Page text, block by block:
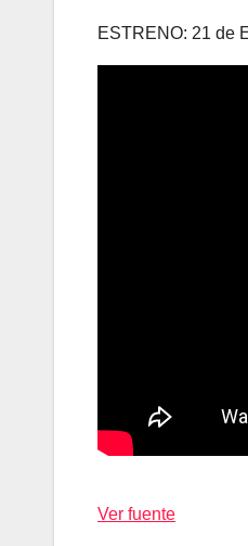
ESTRENO: 21 de
Ver fuente